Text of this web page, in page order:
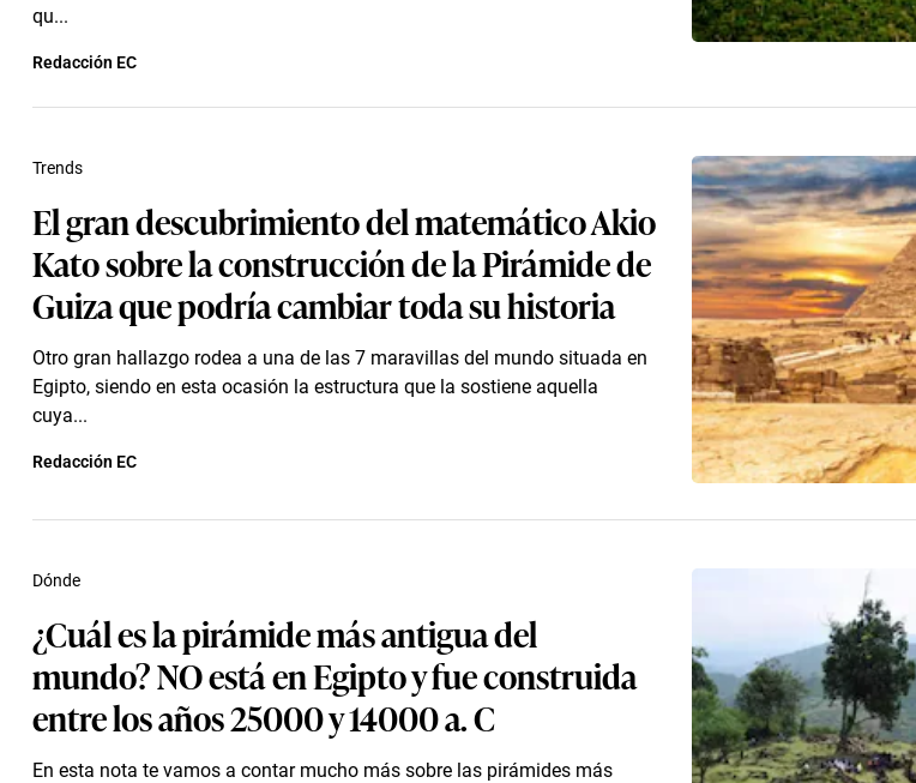
qu...
Redacción EC
El gran descubrimiento del matemático Akio
Kato sobre la construcción de la Pirámide de
Guiza que podría cambiar toda su historia
Otro gran hallazgo rodea a una de las 7 maravillas del mundo situada en
Egipto, siendo en esta ocasión la estructura que la sostiene aquella
cuya...
Trends
Redacción EC
¿Cuál es la pirámide más antigua del
mundo? NO está en Egipto y fue construida
entre los años 25000 y 14000 a. C
En esta nota te vamos a contar mucho más sobre las pirámides más
Dónde